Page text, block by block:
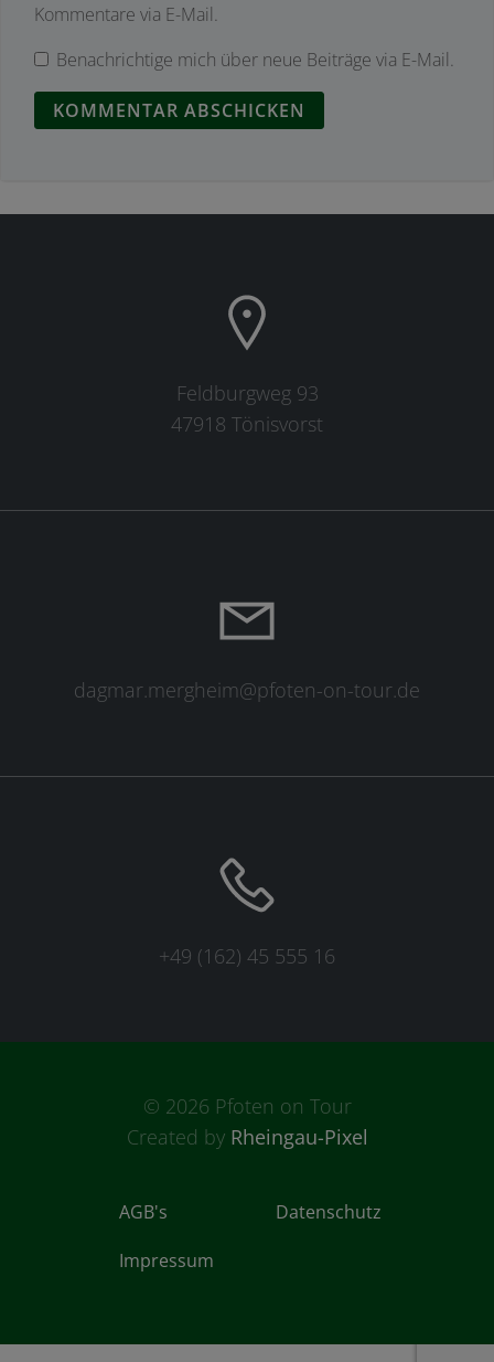
Kommentare via E-Mail.
Benachrichtige mich über neue Beiträge via E-Mail.
Feldburgweg 93
47918 Tönisvorst
dagmar.mergheim@pfoten-on-tour.de
+49 (162) 45 555 16
© 2026 Pfoten on Tour
Created by Rheingau-Pixel
AGB's
Datenschutz
Impressum